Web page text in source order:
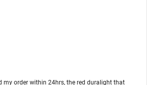
my order within 24hrs, the red duralight that